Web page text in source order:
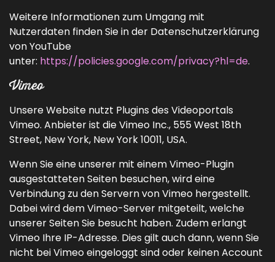
Weitere Informationen zum Umgang mit
Nutzerdaten finden Sie in der Datenschutzerklärung
von YouTube
unter: https://policies.google.com/privacy?hl=de.
Vimeo
Unsere Website nutzt Plugins des Videoportals
Vimeo. Anbieter ist die Vimeo Inc., 555 West 18th
Street, New York, New York 10011, USA.
Wenn Sie eine unserer mit einem Vimeo-Plugin
ausgestatteten Seiten besuchen, wird eine
Verbindung zu den Servern von Vimeo hergestellt.
Dabei wird dem Vimeo-Server mitgeteilt, welche
unserer Seiten Sie besucht haben. Zudem erlangt
Vimeo Ihre IP-Adresse. Dies gilt auch dann, wenn Sie
nicht bei Vimeo eingeloggt sind oder keinen Account